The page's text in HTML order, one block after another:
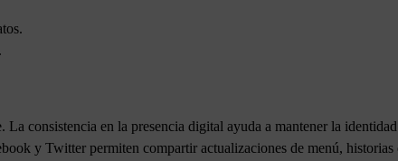
consistencia en la presencia digital ayuda a mantener la
y Twitter permiten compartir actualizaciones de menú, historias